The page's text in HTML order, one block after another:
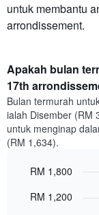
untuk membantu
arrondissement.
Apakah bulan
17th
Bulan termurah
ialah Disember (RM
untuk menginap
(RM 1,634).
chart
graphic.
RM 1,200
RM 1,800